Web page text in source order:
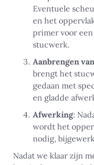
Eventuele
en het
primer voor
stucwerk.
Aanbrengen
brengt het
gedaan met
en gladde
Afwerking:
wordt het
nodig,
Nadat we klaar zijn